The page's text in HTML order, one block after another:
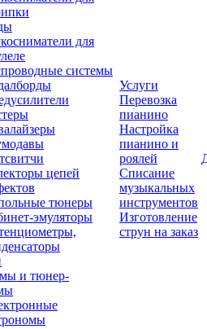
для
системы
цепей
тюнеры
эмуляторы
и тюнер-
Услуги
Перевозка
пианино
Настройка
пианино и
роялей
Списание
музыкальных
инструментов
Изготовление
струн на заказ